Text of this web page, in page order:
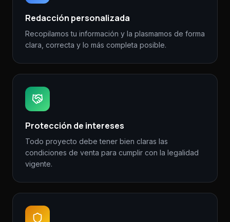
Redacción personalizada
Recopilamos tu información y la plasmamos de forma
clara, correcta y lo más completa posible.
Protección de intereses
Todo proyecto debe tener bien claras las
condiciones de venta para cumplir con la legalidad
vigente.